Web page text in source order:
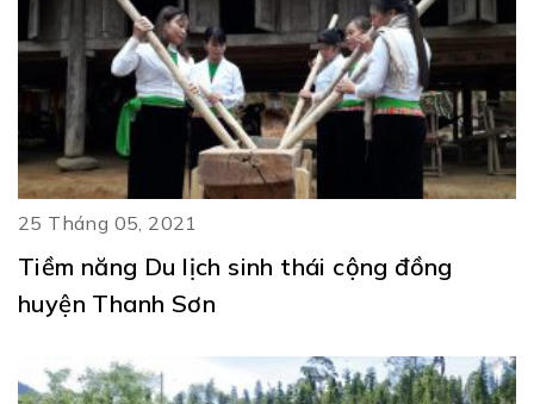
25 Tháng 05, 2021
Tiềm năng Du lịch sinh thái cộng đồng
huyện Thanh Sơn